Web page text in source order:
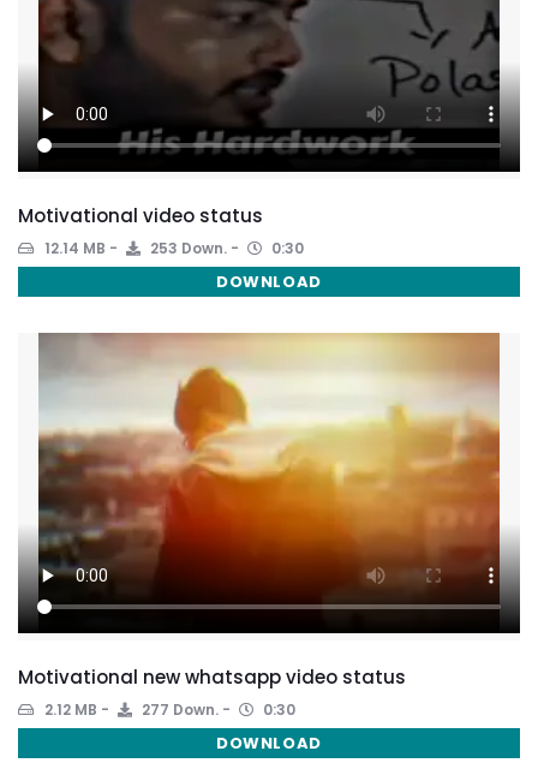
Motivational video status
12.14 MB 253 Down. 0:30
DOWNLOAD
Motivational new whatsapp video status
2.12 MB 277 Down. 0:30
DOWNLOAD